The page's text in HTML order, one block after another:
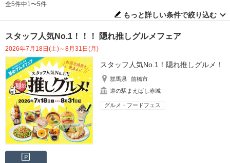
全5件中1〜5件
もっと詳しい条件で絞り込む
スタッフ人気No.1！！！ 隠れ推しグルメフェア
2026年7月18日(土)～8月31日(月)
スタッフ人気No.1！隠れ推しグルメ！
群馬県
前橋市
道の駅まえばし赤城
グルメ・フードフェス